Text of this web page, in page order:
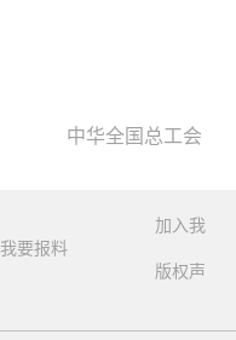
中华全国总工会
加入我
我要报料
版权声